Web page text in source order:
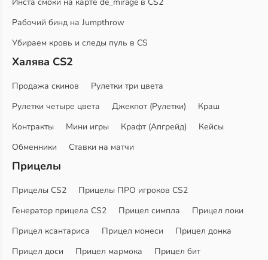
Рабочий бинд на Jumpthrow
Убираем кровь и следы пуль в CS
Халява CS2
Продажа скинов
Рулетки три цвета
Рулетки четыре цвета
Джекпот (Рулетки)
Краш
Контракты
Мини игры Крафт (Апгрейд)
Кейсы
Обменники
Ставки на матчи
Прицелы
Прицелы CS2
Прицелы ПРО игроков CS2
Генератор прицела CS2
Прицел симпла
Прицел поки
Прицел ксантариса
Прицел монеси
Прицел донка
Прицел доси
Прицел мармока
Прицел бит